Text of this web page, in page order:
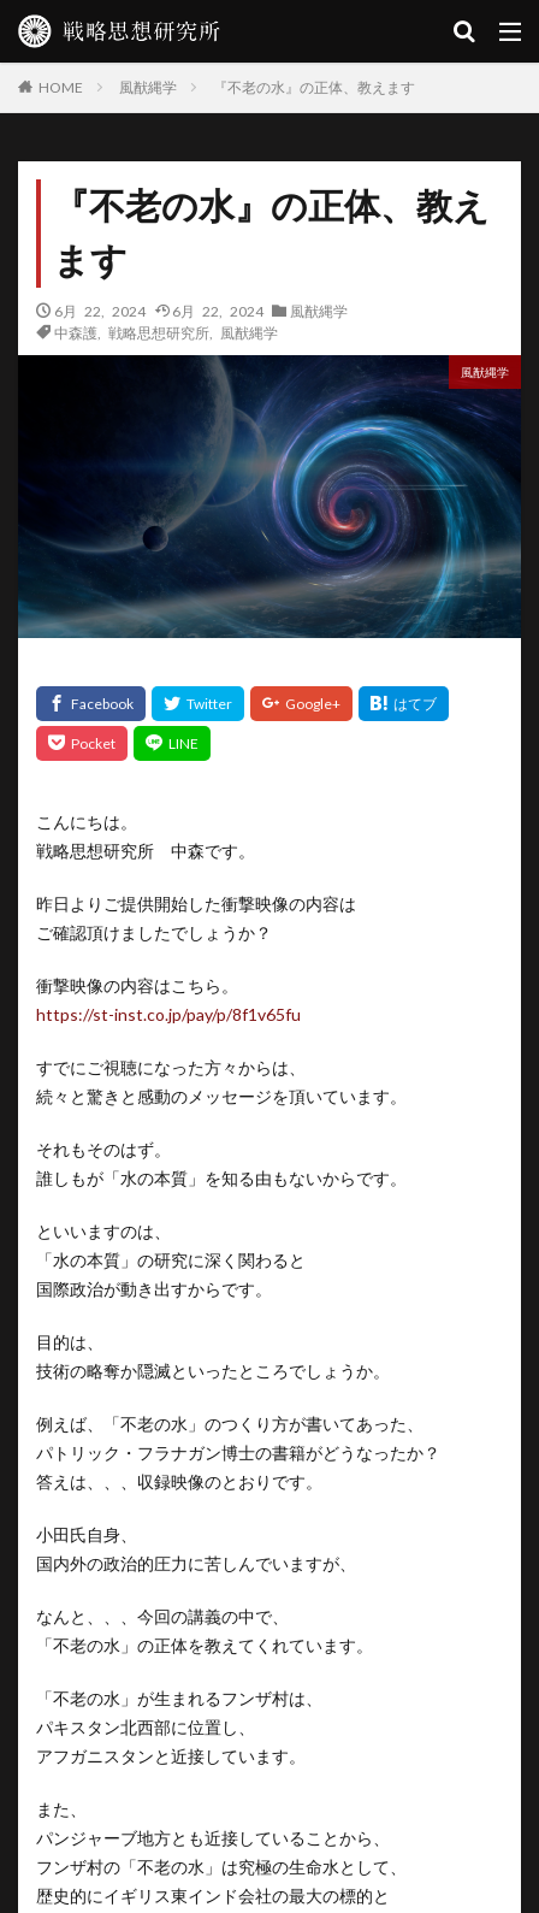
HOME 風猷縄学 『不老の水』の正体、教えます
『不老の水』の正体、教え
ます
6月 22, 2024 6月 22, 2024
風猷縄学
中森護, 戦略思想研究所, 風猷縄学
風猷縄学
こんにちは。
戦略思想研究所 中森です。
昨日よりご提供開始した衝撃映像の内容は
ご確認頂けましたでしょうか？
衝撃映像の内容はこちら。
https://st-inst.co.jp/pay/p/8f1v65fu
すでにご視聴になった方々からは、
続々と驚きと感動のメッセージを頂いています。
それもそのはず。
誰しもが「水の本質」を知る由もないからです。
といいますのは、
「水の本質」の研究に深く関わると
国際政治が動き出すからです。
目的は、
技術の略奪か隠滅といったところでしょうか。
例えば、「不老の水」のつくり方が書いてあった、
パトリック・フラナガン博士の書籍がどうなったか？
答えは、、、収録映像のとおりです。
小田氏自身、
国内外の政治的圧力に苦しんでいますが、
なんと、、、今回の講義の中で、
「不老の水」の正体を教えてくれています。
「不老の水」が生まれるフンザ村は、
パキスタン北西部に位置し、
アフガニスタンと近接しています。
また、
パンジャーブ地方とも近接していることから、
フンザ村の「不老の水」は究極の生命水として、
歴史的にイギリス東インド会社の最大の標的と